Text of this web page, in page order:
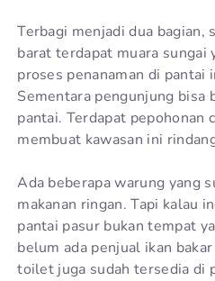
Terbagi menjadi dua bagian,
barat terdapat muara sungai
proses penanaman di pantai
Sementara pengunjung
pantai. Terdapat pepohonan
membuat kawasan ini
Ada beberapa warung yang
makanan ringan. Tapi kalau
pantai pasur bukan tempat
belum ada penjual ikan
toilet juga sudah tersedia di